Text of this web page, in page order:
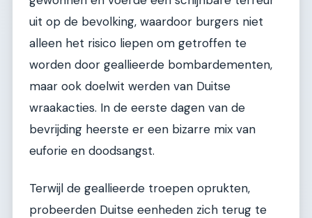
uit op de bevolking, waardoor burgers niet
alleen het risico liepen om getroffen te
worden door geallieerde bombardementen,
maar ook doelwit werden van Duitse
wraakacties. In de eerste dagen van de
bevrijding heerste er een bizarre mix van
euforie en doodsangst.
Terwijl de geallieerde troepen oprukten,
probeerden Duitse eenheden zich terug te